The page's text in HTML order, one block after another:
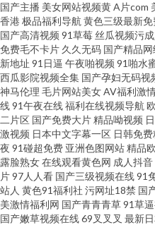
国产主播 美女网站视频黄A片com
香港极品福利导航 黄色三级最新免
国产高清视频 91草莓 丝瓜视频污成
免费毛不卡片 久久无码 国产精品网
新地址 91日逼 午夜啪视频 91啪水
西瓜影院视频全集 国产孕妇无码视
神马伦理 毛片网站美女AV福利激
线91午夜在线福利在线视频导航
二片区 国产免费大片精品呦视频
激视频 日本中文字幕一区 日韩免
夜 91碰超免费 亚洲色图网站精品
露脸熟女在线观看黄色网 成人抖音
片97人人看 国产三级视频在线91
站人 黄色91福利社 污网址18禁 国
美激情福利网 国产青青青草91草
国产嫩草视频在线69叉叉叉 最新